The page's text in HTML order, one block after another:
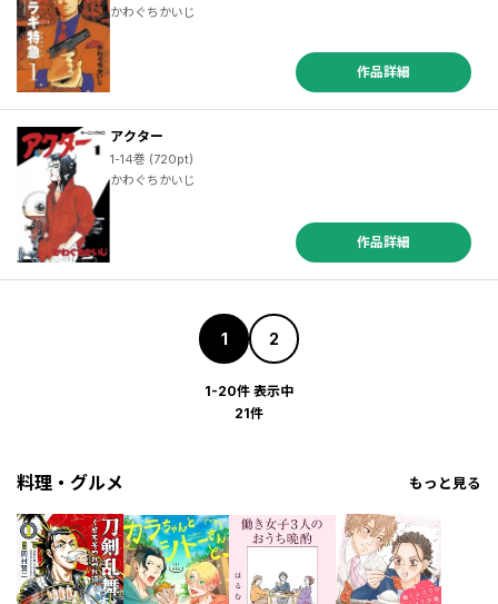
／原基晶 ／乙川灯 ／宮川サトシ ／後谷戸隆 ／楽人 ／新井英樹 ／坂上暁仁 ／ウラモトユウコ ／福田宏 ／佐藤啓 ／わたせせいぞう ／入江喜和 ／魔夜峰央 ／多田由美 ／中川いさみ ／タコあし ／二世 ／すぎむらしんいち ／とよのの麟 ／山吹 ／佐々木夏行 ／Ｂｏｉｃｈｉ ／PEACH-PIT ／振子やくも ／西田荘 ／蛇蔵＆鈴木ツタ ／チョーヒカル ／結先うみ ／大槻純平 ／有永イネ ／フジモトシゲキ ／黒豆はる ／鈴木コイチ ／鈴鹿久美子 ／トミムラコタ ／みよまちこ ／丘倉忠明 ／衿沢世衣子 ／堀内厚徳 ／渡邉翔太郎
かわぐちかいじ
作品詳細
アクター
1-14巻 (720pt)
かわぐちかいじ
作品詳細
1 2
1-20件 表示中
21件
料理・グルメ もっと見る